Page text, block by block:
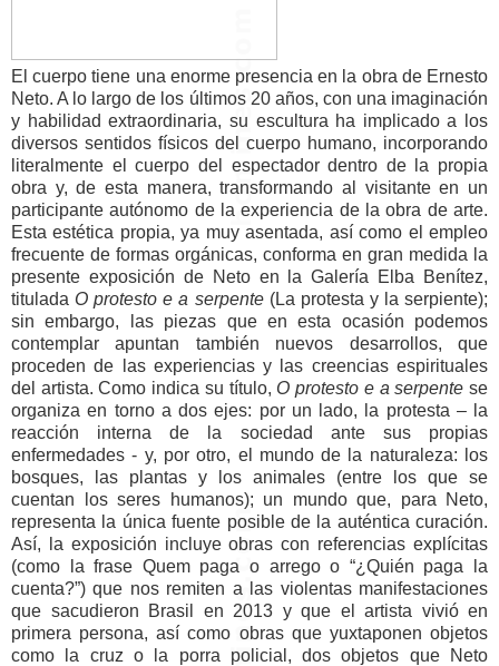
El cuerpo tiene una enorme presencia en la obra de Ernesto
Neto. A lo largo de los últimos 20 años, con una imaginación
y habilidad extraordinaria, su escultura ha implicado a los
diversos sentidos físicos del cuerpo humano, incorporando
literalmente el cuerpo del espectador dentro de la propia
obra y, de esta manera, transformando al visitante en un
participante autónomo de la experiencia de la obra de arte.
Esta estética propia, ya muy asentada, así como el empleo
frecuente de formas orgánicas, conforma en gran medida la
presente exposición de Neto en la Galería Elba Benítez,
titulada O protesto e a serpente(La protesta y la serpiente);
sin embargo, las piezas que en esta ocasión podemos
contemplar apuntan también nuevos desarrollos, que
proceden de las experiencias y las creencias espirituales
del artista. Como indica su título, O protesto e a serpente se
organiza en torno a dos ejes: por un lado, la protesta – la
reacción interna de la sociedad ante sus propias
enfermedades - y, por otro, el mundo de la naturaleza: los
bosques, las plantas y los animales (entre los que se
cuentan los seres humanos); un mundo que, para Neto,
representa la única fuente posible de la auténtica curación.
Así, la exposición incluye obras con referencias explícitas
(como la frase Quem paga o arrego o “¿Quién paga la
cuenta?”) que nos remiten a las violentas manifestaciones
que sacudieron Brasil en 2013 y que el artista vivió en
primera persona, así como obras que yuxtaponen objetos
como la cruz o la porra policial, dos objetos que Neto